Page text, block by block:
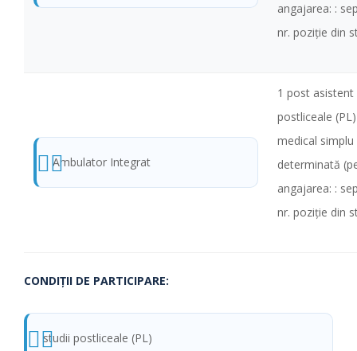
angajarea: :
nr. poziţie din
Ambulator Integrat
1 post
postliceale
medical
determinată
angajarea: :
nr. poziţie din
CONDIŢII DE PARTICIPARE:
studii postliceale (PL)